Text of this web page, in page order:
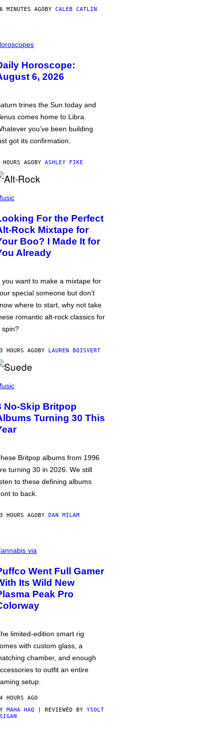
MINUTES AGOBY CALEB CATLIN
Horoscope:
6, 2026
trines the Sun today and
comes home to Libra.
you’ve been building
got its confirmation.
AGOBY ASHLEY FIKE
For the Perfect
Rock Mixtape for
Boo? I Made It for
Already
you want to make a mixtape for
special someone but don’t
where to start, why not take
romantic alt-rock classics for
spin?
HOURS AGOBY LAUREN BOISVERT
No-Skip Britpop
Turning 30 This
Britpop albums from 1996
turning 30 in 2026. We still
to these defining albums
to back.
HOURS AGOBY DAN MILAM
via
Went Full Gamer
Its Wild New
Peak Pro
limited-edition smart rig
with custom glass, a
chamber, and enough
to outfit an entire
setup.
HOURS AGO
MAHA HAQ | REVIEWED BY YSOLT